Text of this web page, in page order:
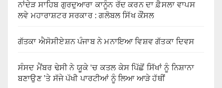
ਨਾਂਦੇੜ ਸਾਹਿਬ ਗੁਰਦੁਆਰਾ ਕਾਨੂੰਨ ਰੱਦ ਕਰਨ ਦਾ ਫ਼ੈਸਲਾ ਵਾਪਸ
ਲਵੇ ਮਹਾਰਾਸ਼ਟਰ ਸਰਕਾਰ : ਗਲੋਬਲ ਸਿੱਖ ਕੌਂਸਲ
ਗੱਤਕਾ ਐਸੋਸੀਏਸ਼ਨ ਪੰਜਾਬ ਨੇ ਮਨਾਇਆ ਵਿਸ਼ਵ ਗੱਤਕਾ ਦਿਵਸ
ਸੰਸਦ ਮੈਂਬਰ ਢੇਸੀ ਨੇ ਯੂਕੇ ‘ਚ ਕਤਲ ਕੇਸ ਪਿੱਛੋਂ ਸਿੱਖਾਂ ਨੂੰ ਨਿਸ਼ਾਨਾ
ਬਣਾਉਣ ’ਤੇ ਸੱਜੇ ਪੱਖੀ ਪਾਰਟੀਆਂ ਨੂੰ ਲਿਆ ਆੜੇ ਹੱਥੀਂ